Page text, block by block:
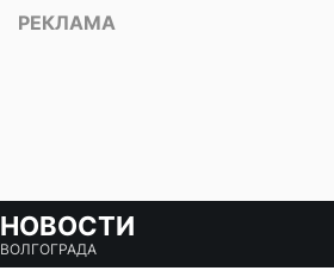
НОВОСТИ
ВОЛГОГРАДА